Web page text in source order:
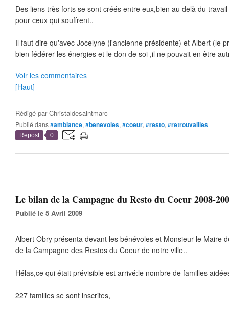
Des liens très forts se sont créés entre eux,bien au delà du
pour ceux qui souffrent..
Il faut dire qu'avec Jocelyne (l'ancienne présidente) et Albert (le
bien fédérer les énergies et le don de soi ,il ne pouvait en être
Voir les commentaires
[Haut]
Rédigé parChristaldesaintmarc
Publié dans#ambiance, #benevoles, #coeur, #resto, #retrouvailles
Repost 0
Le bilan de la Campagne du Resto du Coeur 2008-
Publié le 5 Avril 2009
Albert Obry présenta devant les bénévoles et Monsieur le Maire
de la Campagne des Restos du Coeur de notre ville..
Hélas,ce qui était prévisible est arrivé:le nombre de familles
227 familles se sont inscrites,